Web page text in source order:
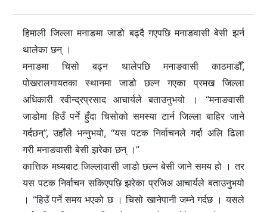
हिमाली जिल्ला मनाङमा जाडो बढ्दै गएपछि मनाङवासी बेसी झर्न
थालेका छन् ।
मनाङमा चिसो बढ्न थालेपछि मनाङवासी काठमाडौँ,
पोखरालगायतका स्थानमा जाडो छल्न गएका प्रमख जिल्ला
अधिकारी रवीन्द्रप्रसाद आचार्यले बताउनुभयो । “मनाङवासी
जाडोमा हिउँ पर्ने हुँदा चिसोको समस्या टार्न जिल्ला बाहिर जाने
गर्दछन्”, उहाँले भन्नुभयो, “यस पटक निर्वाचनले गर्दा अलि ढिला
गरी मनाङवासी बेसी झरेका छन् ।”
कात्तिक मध्यबाट जिल्लावासी जाडो छल्न बेसी जाने समय हो । तर
यस पटक निर्वाचन सकिएपछि झरेका प्रजिअ आचार्यले बताउनुभयो
। “हिउँ पर्ने समय भएको छ । चिसो खानेपानी जम्ने गर्दछ । यसले